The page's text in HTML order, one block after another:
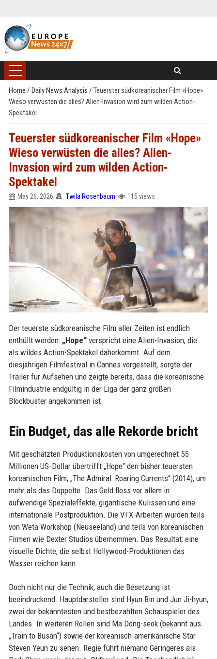
Home / Daily News Analysis / Teuerster südkoreanischer Film «Hope»
Wieso verwüsten die alles? Alien-Invasion wird zum wilden Action-
Spektakel
Teuerster südkoreanischer Film «Hope»
Wieso verwüsten die alles? Alien-
Invasion wird zum wilden Action-
Spektakel
May 26, 2026 Twila Rosenbaum 115 views
Der teuerste südkoreanische Film aller Zeiten ist endlich
enthüllt worden: „Hope“verspricht eine Alien-Invasion, die
als wildes Action-Spektakel daherkommt. Auf dem
diesjährigen Filmfestival in Cannes vorgestellt, sorgte der
Trailer für Aufsehen und zeigte bereits, dass die koreanische
Filmindustrie endgültig in der Liga der ganz großen
Blockbuster angekommen ist.
Ein Budget, das alle Rekorde bricht
Mit geschätzten Produktionskosten von umgerechnet 55
Millionen US‑Dollar übertrifft „Hope“ den bisher teuersten
koreanischen Film, „The Admiral: Roaring Currents“ (2014), um
mehr als das Doppelte. Das Geld floss vor allem in
aufwendige Spezialeffekte, gigantische Kulissen und eine
internationale Postproduktion. Die VFX-Arbeiten wurden teils
von Weta Workshop (Neuseeland) und teils von koreanischen
Firmen wie Dexter Studios übernommen. Das Resultat: eine
visuelle Dichte, die selbst Hollywood-Produktionen das
Wasser reichen kann.
Doch nicht nur die Technik, auch die Besetzung ist
beeindruckend. Hauptdarsteller sind Hyun Bin und Jun Ji-hyun,
zwei der bekanntesten und bestbezahlten Schauspieler des
Landes. In weiteren Rollen sind Ma Dong-seok (bekannt aus
„Train to Busan“) sowie der koreanisch-amerikanische Star
Steven Yeun zu sehen. Regie führt niemand Geringeres als